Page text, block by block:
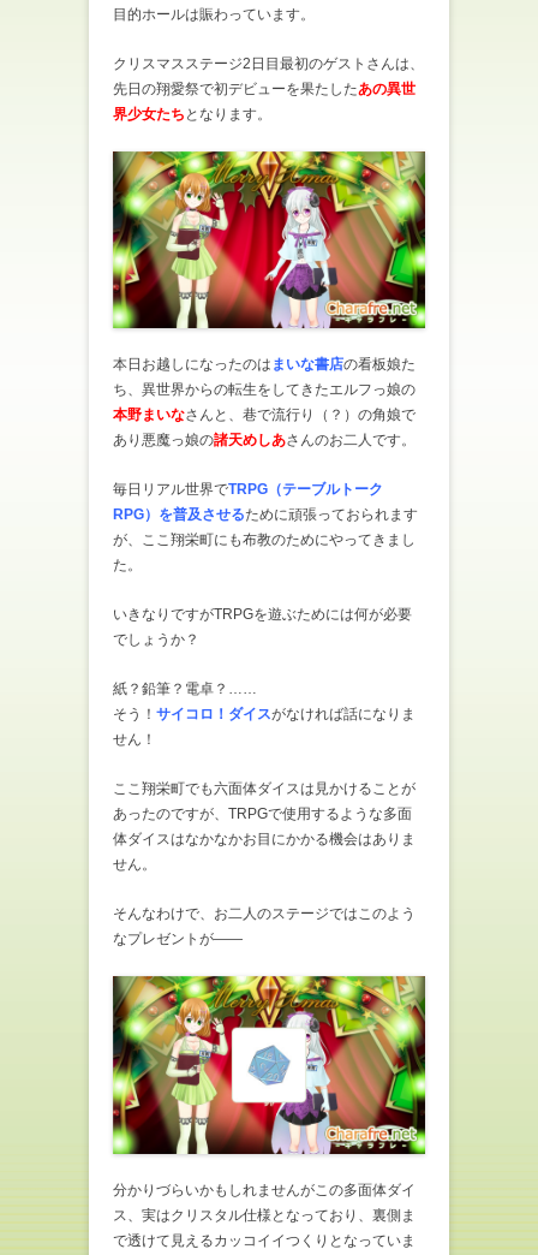
目的ホールは賑わっています。
クリスマスステージ2日目最初のゲストさんは、
先日の翔愛祭で初デビューを果たしたあの異世
界少女たち となります。
本日お越しになったのは まいな書店の看板娘た
ち、異世界からの転生をしてきたエルフっ娘の
本野まいなさんと、巷で流行り（？）の角娘で
あり悪魔っ娘の諸天めしあさんのお二人です。
毎日リアル世界でTRPG（テーブルトーク
RPG）を普及させるために頑張っておられます
が、ここ翔栄町にも布教のためにやってきまし
た。
いきなりですがTRPGを遊ぶためには何が必要
でしょうか？
紙？鉛筆？電卓？……
そう！ サイコロ！ダイスがなければ話になりま
せん！
ここ翔栄町でも六面体ダイスは見かけることが
あったのですが、TRPGで使用するような多面
体ダイスはなかなかお目にかかる機会はありま
せん。
そんなわけで、お二人のステージではこのよう
なプレゼントが――
分かりづらいかもしれませんがこの多面体ダイ
ス、実はクリスタル仕様となっており、裏側ま
で透けて見えるカッコイイつくりとなっていま